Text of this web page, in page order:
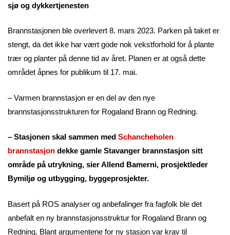
sjø og dykkertjenesten
Brannstasjonen ble overlevert 8. mars 2023. Parken på taket er
stengt, da det ikke har vært gode nok vekstforhold for å plante
trær og planter på denne tid av året. Planen er at også dette
området åpnes for publikum til 17. mai.
– Varmen brannstasjon er en del av den nye
brannstasjonsstrukturen for Rogaland Brann og Redning.
– Stasjonen skal sammen med Schancheholen
brannstasjon dekke gamle Stavanger brannstasjon sitt
område på utrykning, sier Allend Bamerni, prosjektleder
Bymiljø og utbygging, byggeprosjekter.
Basert på ROS analyser og anbefalinger fra fagfolk ble det
anbefalt en ny brannstasjonsstruktur for Rogaland Brann og
Redning. Blant argumentene for ny stasjon var krav til